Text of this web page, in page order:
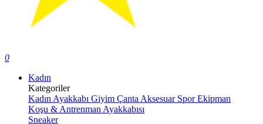
0
Kadın
Kategoriler
Kadın Ayakkabı Giyim Çanta Aksesuar Spor Ekipman
Koşu & Antrenman Ayakkabısı
Sneaker